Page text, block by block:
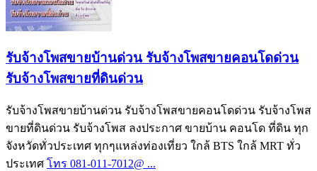
รับจ้างโพสขายบ้านด่วน รับจ้างโพสขายคอนโดด่วน
รับจ้างโพสขายที่ดินด่วน
รับจ้างโพสขายบ้านด่วน รับจ้างโพสขายคอนโดด่วน รับจ้างโพส
ขายที่ดินด่วน รับจ้างโพส ลงประกาศ ขายบ้าน คอนโด ที่ดิน ทุก
จังหวัดทั่วประเทศ ทุกๆแหล่งท่องเที่ยว ใกล้ BTS ใกล้ MRT ทั่ว
ประเทศ โทร 081-011-7012@ ...